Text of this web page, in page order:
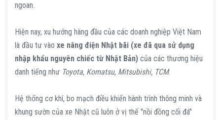
ngoan.
Hiện nay, xu hướng hàng đầu của các doanh nghiệp Việt Nam
là đầu tư vào xe nâng điện Nhật bãi (xe đã qua sử dụng
nhập khẩu nguyên chiếc từ Nhật Bản) của các thương hiệu
danh tiếng như Toyota, Komatsu, Mitsubishi, TCM.
Hệ thống cơ khí, bo mạch điều khiển hành trình thông minh và
khung sườn của xe Nhật cũ luôn ở vị thế "nồi đồng cối đá"